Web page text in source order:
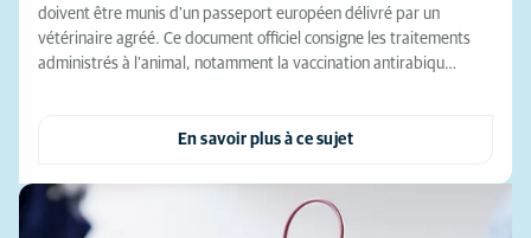
doivent être munis d'un passeport européen délivré par un
vétérinaire agréé. Ce document officiel consigne les traitements
administrés à l'animal, notamment la vaccination antirabiqu…
En savoir plus à ce sujet